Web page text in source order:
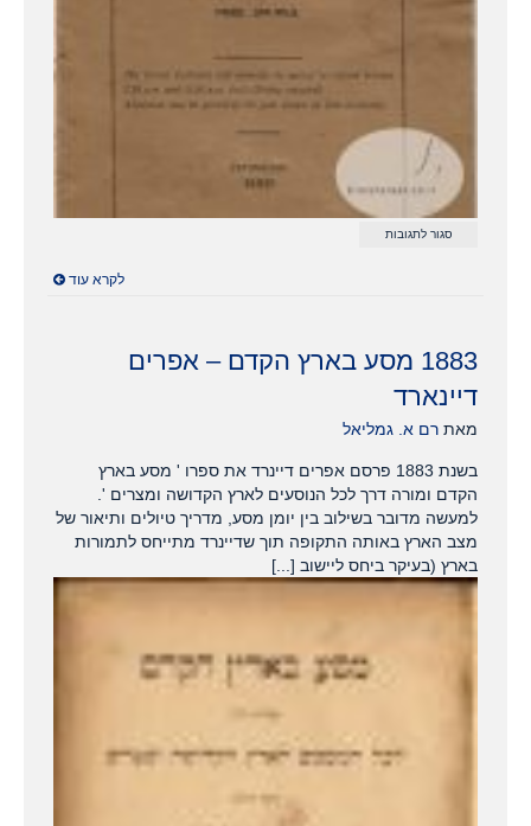
לקרא עוד
סגור לתגובותעל
העליונה
1883 מסע בארץ הקדם – אפרים
דיינארד
מאת רם א. גמליאל
בשנת 1883 פרסם אפרים דיינרד את ספרו ' מסע בארץ
הקדם ומורה דרך לכל הנוסעים לארץ הקדושה ומצרים '.
למעשה מדובר בשילוב בין יומן מסע, מדריך טיולים ותיאור של
מצב הארץ באותה התקופה תוך שדיינרד מתייחס לתמורות
בארץ (בעיקר ביחס ליישוב [...]